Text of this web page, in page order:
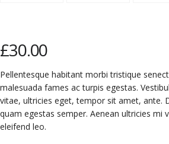
£30.00
Pellentesque habitant morbi tristique
malesuada fames ac turpis egestas.
vitae, ultricies eget, tempor sit amet, ante.
quam egestas semper. Aenean ultricies mi
eleifend leo.